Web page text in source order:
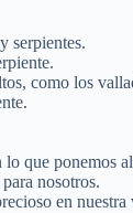
serpientes.
como los
que ponemos
nosotros.
en